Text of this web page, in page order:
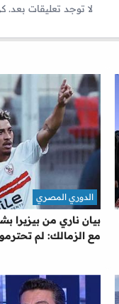
لا توجد تعليقات بعد.
بيان ناري من بيزيرا
مع الزمالك: لم
الدوري المصري